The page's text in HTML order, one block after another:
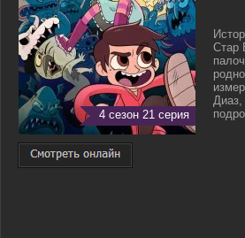
4 сезон 21 серия
Стар
Диаз,